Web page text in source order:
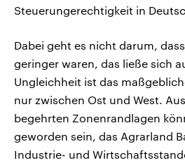
Steuerungerechtigkeit in
Dabei geht es nicht darum,
geringer waren, das ließe sich
Ungleichheit ist das
nur zwischen Ost und West.
begehrten Zonenrandlagen
geworden sein, das Agrarland
Industrie- und